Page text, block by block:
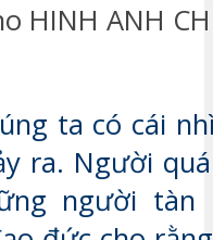
ta có cái
ra. Người
người tàn